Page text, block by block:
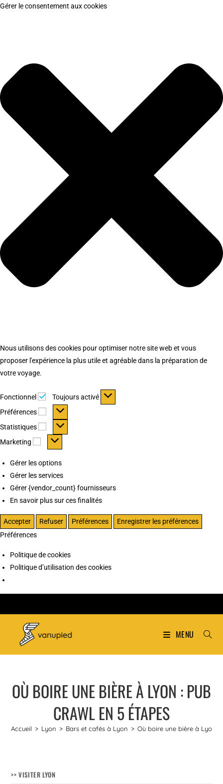
Gérer le consentement aux cookies
Nous utilisons des cookies pour optimiser notre site web et vous
proposer l'expérience la plus utile et agréable dans la préparation de
votre voyage.
Fonctionnel Fonctionnel
Toujours activé
Préférences
Préférences
Statistiques Statistiques
Marketing Marketing
Gérer les options
Gérer les services
Gérer {vendor_count} fournisseurs
En savoir plus sur ces finalités
Accepter Refuser Préférences
Enregistrer les préférences
Préférences
Politique de cookies
Politique d’utilisation des cookies
MENU
OÙ BOIRE UNE BIÈRE À LYON : PUB
CRAWL EN 5 ÉTAPES
Accueil > Lyon > Bars et cafés à Lyon > Où boire une bière à Lyon :
>> VISITER LYON